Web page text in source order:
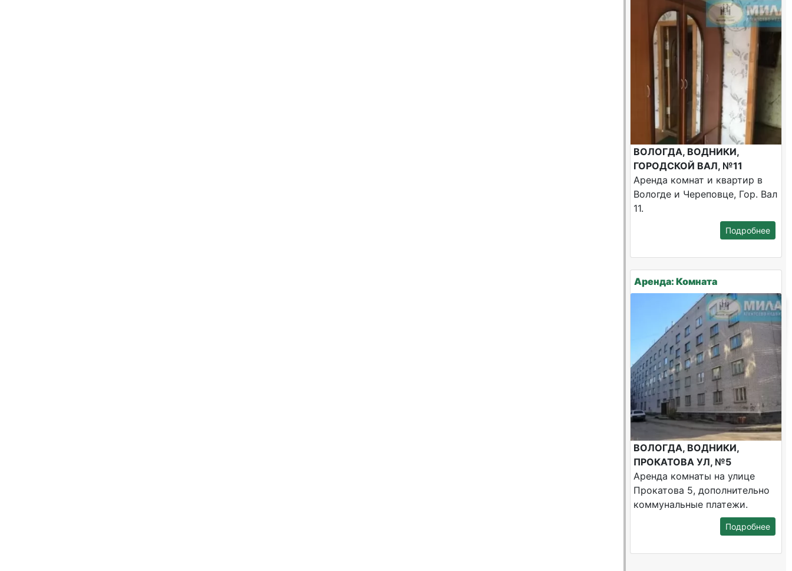
ВОЛОГДА, ВОДНИКИ,
ГОРОДСКОЙ ВАЛ, №11
Аренда комнат и квартир в
Вологде и Череповце, Гор. Вал
11.
Подробнее
Аренда: Комната
ВОЛОГДА, ВОДНИКИ,
ПРОКАТОВА УЛ, №5
Аренда комнаты на улице
Прокатова 5, дополнительно
коммунальные платежи.
Подробнее